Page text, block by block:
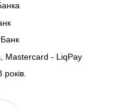
Mastercard - LiqPay